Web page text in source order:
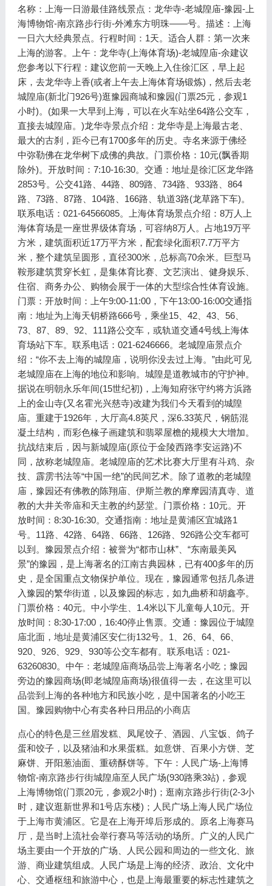
名称：上海一日游最佳路线景点：龙华寺-老城隍庙-豫园-上
海博物馆-南京路步行街-外滩东方明珠——号。描述：上海
一日六大经典景点。行程时间：1天。适合人群：第一次来
上海的游客。上午：龙华寺(上海体育场)-老城隍庙-余建议
您参考以下行程：建议您前一天晚上入住徐汇区，早上起
床，去龙华寺上香(或者上午去上海体育场锻炼)，然后去老
城隍庙(新北门926号)逛豫园商城和豫园(门票25元，参观1
小时)。(如果一大早到上海，可以在火车站坐64路公交车，
直接去城隍庙。)龙华寺景点介绍：龙华寺是上海最古老、
最大的古刹，距今已有1700多年的历史。寺名来源于佛经
中弥勒佛在龙华树下成佛的典故。门票价格：10元(飘香期
除外)。开放时间：7:10-16:30。交通：地址是徐汇区龙华路
2853号。公交41路、44路、809路、734路、933路、864
路、73路、87路、104路、166路、轨道3路(龙草路下车)。
联系电话：021-64566085。上海体育场景点介绍：8万人上
海体育场是一座世界级体育场，可容纳8万人。占地19万平
方米，建筑面积近17万平方米，配套绿化面积7.7万平方
米，整个建筑呈圆形，直径300米，总标高70余米。巨型马
鞍形建筑贯穿长虹，是集体育比赛、文艺演出、健身娱乐、
住宿、商务办公、购物会展于一体的大型综合性体育设施。
门票：开放时间：上午9:00-11:00，下午13:00-16:00交通指
南：地址为上海天钥桥路666号，乘坐15、42、43、56、
73、87、89、92、111路公交车，或轨道交通4号线上海体
育场站下车。联系电话：021-6246666。老城隍庙景点介
绍：“你不去上海的城隍庙，说明你没去过上海。”由此可见
老城隍庙在上海的地位和影响。城隍是道教城市的守护神。
据说在明朝永乐年间(15世纪初)，上海知府张守约将方浜路
上的金山寺(又名霍光兴慈寺)改建为我们今天看到的城隍
庙。重建于1926年，大厅高4.8英尺，深6.33英尺，钢筋混
凝土结构，而彩色椽子画建筑和翡翠屋檐的规模大大增加。
抗战结束后，因与新城隍庙(原位于金陵西路李安运路)不
同，故称老城隍庙。老城隍庙的艺术比赛大厅里有斗鸡、杂
技、霹雳书法等“中国一绝”的民间艺术。除了道教的老城隍
庙，豫园还有佛教的陈翔庙、伊斯兰教的摩摩园清真寺、道
教的大井关帝庙和天主教的约瑟堂。门票价格：10元。开
放时间：8:30-16:30。交通指南：地址是黄浦区宜城路1
号。11路、42路、64路、66路、126路、926路公交车都可
以到。豫园景点介绍：被誉为“都市山林”、“东南最美风
景”的豫园，是上海著名的江南古典园林，已有400多年的历
史，是全国重点文物保护单位。现在，豫园通常包括几条进
入豫园的繁华街道，以及豫园的标志，如九曲桥和胡鑫亭。
门票价格：40元。中小学生、1.4米以下儿童每人10元。开
放时间：8:30-17:00，16:40停止售票。交通：豫园位于城隍
庙北面，地址是黄浦区安仁街132号。1、26、64、66、
920、926、929、930等公交车都有。联系电话：021-
63260830。中午：老城隍庙商场品尝上海著名小吃；豫园
旁边的豫园商场(即老城隍庙商场)很值得一去，在这里可以
品尝到上海的各种地方和民族小吃，是中国著名的小吃王
国。豫园购物中心有卖各种日用品的小商店
点心的特色是三丝眉发糕、凤尾饺子、酒园、八宝饭、鸽子
蛋和饺子，以及猪油和水果蛋糕。如意饼、百果小方饼、芝
麻饼、开阳葱油面、重磅酥饼等。下午：人民广场-上海博
物馆-南京路步行街城隍庙至人民广场(930路乘3站)，参观
上海博物馆(门票20元，参观2小时)；逛南京路步行街(2-3小
时，建议逛新世界和1号店东楼)；人民广场上海人民广场位
于上海市黄浦区。它是在上海开埠后形成的。原名上海赛马
厅，是当时上流社会举行赛马等活动的场所。广义的人民广
场主要由一个开放的广场、人民公园和周边的一些文化、旅
游、商业建筑组成。人民广场是上海的经济、政治、文化中
心、交通枢纽和旅游中心，也是上海最重要的标志性建筑之